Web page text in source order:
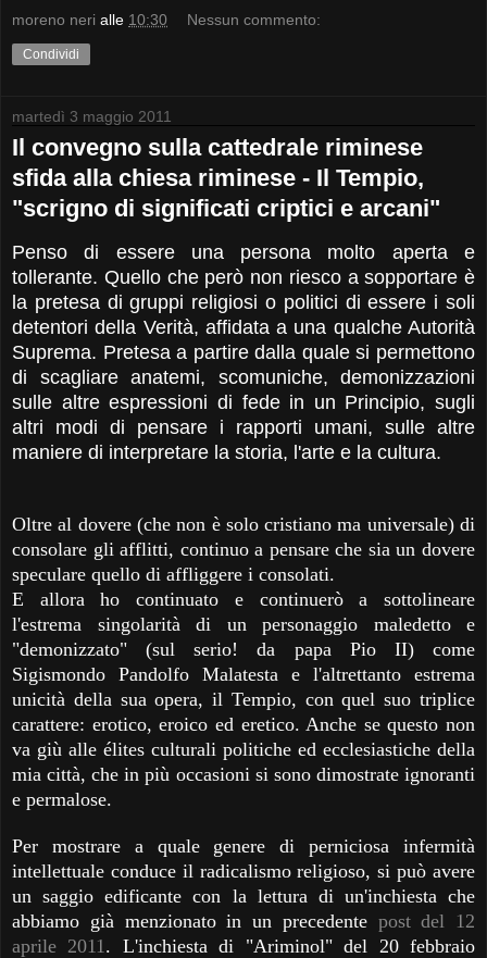
moreno neri alle 10:30 Nessun commento:
Condividi
martedì 3 maggio 2011
Il convegno sulla cattedrale riminese
sfida alla chiesa riminese - Il Tempio,
"scrigno di significati criptici e arcani"
Penso di essere una persona molto aperta e
tollerante. Quello che però non riesco a sopportare è
la pretesa di gruppi religiosi o politici di essere i soli
detentori della Verità, affidata a una qualche Autorità
Suprema. Pretesa a partire dalla quale si permettono
di scagliare anatemi, scomuniche, demonizzazioni
sulle altre espressioni di fede in un Principio, sugli
altri modi di pensare i rapporti umani, sulle altre
maniere di interpretare la storia, l'arte e la cultura.
Oltre al dovere (che non è solo cristiano ma universale) di
consolare gli afflitti, continuo a pensare che sia un dovere
speculare quello di affliggere i consolati.
E allora ho continuato e continuerò a sottolineare
l'estrema singolarità di un personaggio maledetto e
"demonizzato" (sul serio! da papa Pio II) come
Sigismondo Pandolfo Malatesta e l'altrettanto estrema
unicità della sua opera, il Tempio, con quel suo triplice
carattere: erotico, eroico ed eretico. Anche se questo non
va giù alle élites culturali politiche ed ecclesiastiche della
mia città, che in più occasioni si sono dimostrate ignoranti
e permalose.
Per mostrare a quale genere di perniciosa infermità
intellettuale conduce il radicalismo religioso, si può avere
un saggio edificante con la lettura di un'inchiesta che
abbiamo già menzionato in un precedente post del 12
aprile 2011 . L'inchiesta di "Ariminol" del 20 febbraio